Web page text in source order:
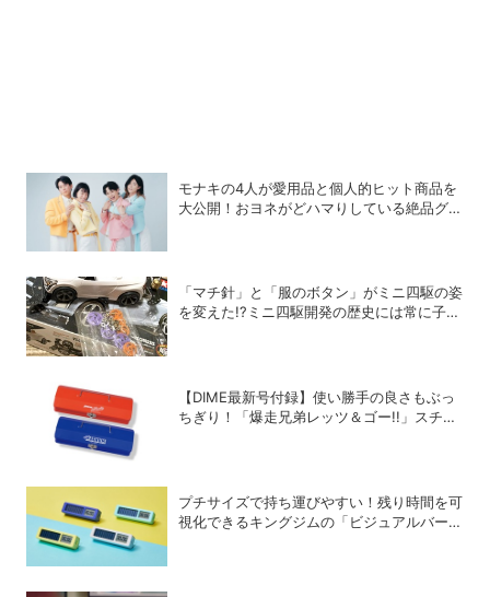
モナキの4人が愛用品と個人的ヒット商品を
大公開！おヨネがどハマりしている絶品グル
「マチ針」と「服のボタン」がミニ四駆の姿
を変えた!?ミニ四駆開発の歴史には常に子ど
【DIME最新号付録】使い勝手の良さもぶっ
ちぎり！「爆走兄弟レッツ＆ゴー!!」スチー
プチサイズで持ち運びやすい！残り時間を可
視化できるキングジムの「ビジュアルバータ